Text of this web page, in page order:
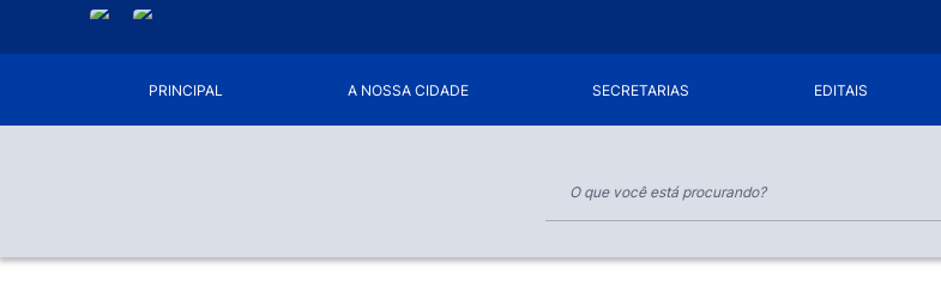
PRINCIPAL A NOSSA CIDADE SECRETARIAS EDITAIS